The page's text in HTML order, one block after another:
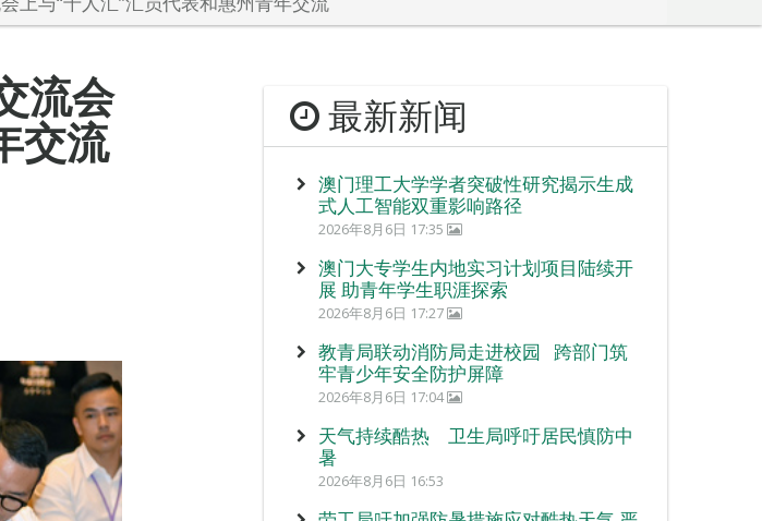
流会
交流 最新新闻
澳门理工大学学者突破性研究揭示生成
式人工智能双重影响路径
2026年8月6日 17:35
澳门大专学生内地实习计划项目陆续开
展 助青年学生职涯探索
2026年8月6日 17:27
教青局联动消防局走进校园 跨部门筑
牢青少年安全防护屏障
2026年8月6日 17:04
天气持续酷热 卫生局呼吁居民慎防中
暑
2026年8月6日 16:53